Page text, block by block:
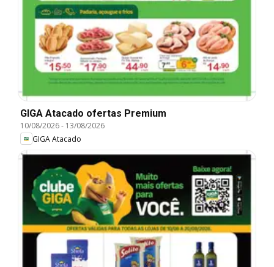
GIGA Atacado ofertas Premium
10/08/2026- 13/08/2026
GIGA Atacado